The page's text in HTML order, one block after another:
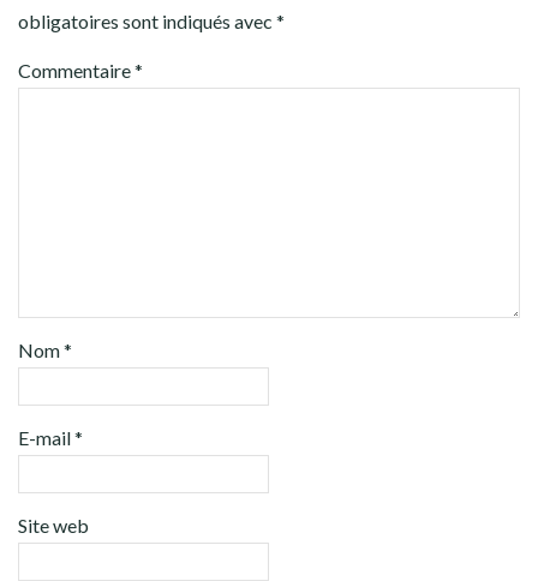
obligatoires sont indiqués avec *
Commentaire*
Nom*
E-mail*
Site web